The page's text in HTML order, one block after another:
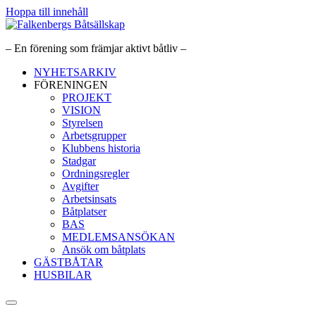
Hoppa till innehåll
– En förening som främjar aktivt båtliv –
NYHETSARKIV
FÖRENINGEN
PROJEKT
VISION
Styrelsen
Arbetsgrupper
Klubbens historia
Stadgar
Ordningsregler
Avgifter
Arbetsinsats
Båtplatser
BAS
MEDLEMSANSÖKAN
Ansök om båtplats
GÄSTBÅTAR
HUSBILAR